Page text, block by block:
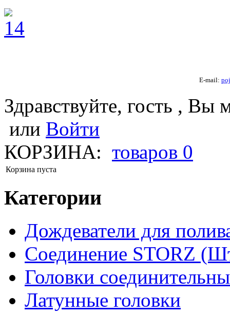
E-mail:
Здравствуйте, гость , Вы
или Войти
КОРЗИНА: товаров 0
Корзина пуста
Категории
Дождеватели для
Соединение STORZ
Головки
Латунные головки